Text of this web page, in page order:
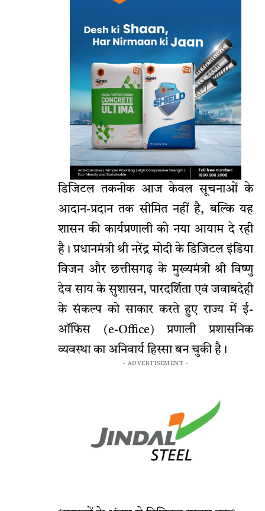
डिजिटल तकनीक आज केवल सूचनाओं के
आदान-प्रदान तक सीमित नहीं है, बल्कि यह
शासन की कार्यप्रणाली को नया आयाम दे रही
है। प्रधानमंत्री श्री नरेंद्र मोदी के डिजिटल इंडिया
विजन और छत्तीसगढ़ के मुख्यमंत्री श्री विष्णु
देव साय के सुशासन, पारदर्शिता एवं जवाबदेही
के संकल्प को साकार करते हुए राज्य में ई-
ऑफिस (e-Office) प्रणाली प्रशासनिक
व्यवस्था का अनिवार्य हिस्सा बन चुकी है।
- ADVERTISEMENT -